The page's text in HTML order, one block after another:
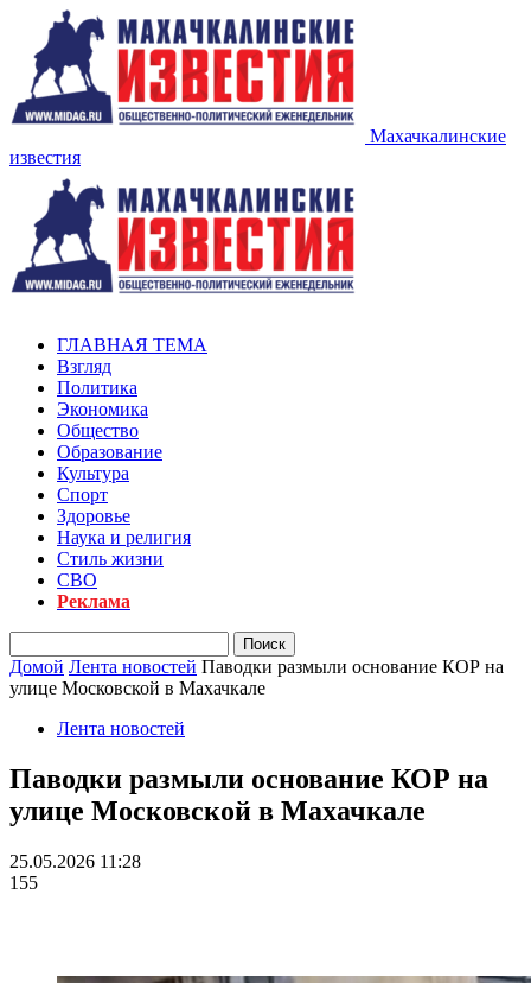
Махачкалинские
известия
ГЛАВНАЯ ТЕМА
Взгляд
Политика
Экономика
Общество
Образование
Культура
Спорт
Здоровье
Наука и религия
Стиль жизни
СВО
Реклама
Домой Лента новостей Паводки размыли основание КОР на
улице Московской в Махачкале
Лента новостей
Паводки размыли основание КОР на
улице Московской в Махачкале
25.05.2026 11:28
155